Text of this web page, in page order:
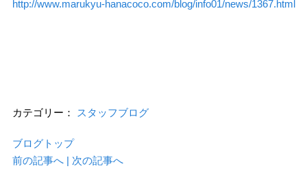
http://www.marukyu-hanacoco.com/blog/info01/news/1367.html
カテゴリー： スタッフブログ
ブログトップ
前の記事へ | 次の記事へ